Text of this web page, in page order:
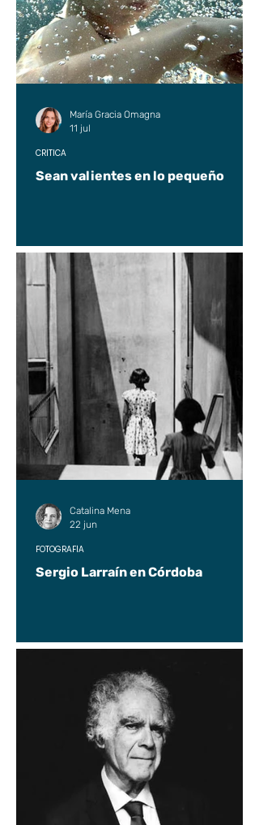
Sean valientes en lo pequeño
CRÍTICA
María Gracia Omagna
11 jul
Sergio Larraín en Córdoba
FOTOGRAFÍA
Catalina Mena
22 jun